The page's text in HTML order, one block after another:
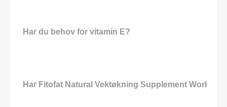
Har du behov for vitamin E?
Har Fitofat Natural Vektøkning Supplement Work